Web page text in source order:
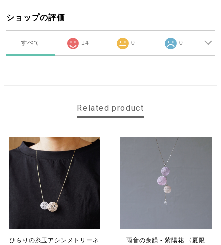
ショップの評価
すべて 14 0 0
Related product
ひらりの糸玉アシンメトリーネ
雨音の余韻 - 紫陽花 〈夏限